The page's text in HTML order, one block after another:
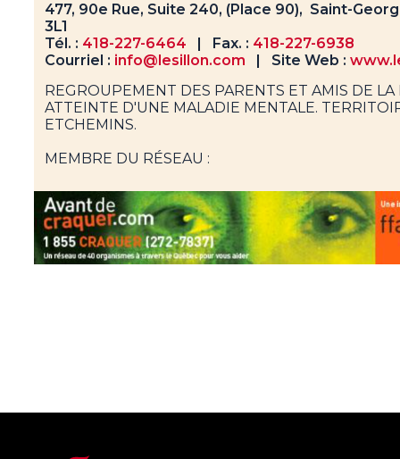
477, 90e Rue, Suite 240, (Place 90), Saint-
3L1
Tél. : 418-227-6464 | Fax. : 418-227-6938
Courriel : info@lesillon.com | Site Web :
REGROUPEMENT DES PARENTS ET AMIS DE
ATTEINTE D'UNE MALADIE MENTALE.
ETCHEMINS.
MEMBRE DU RÉSEAU :